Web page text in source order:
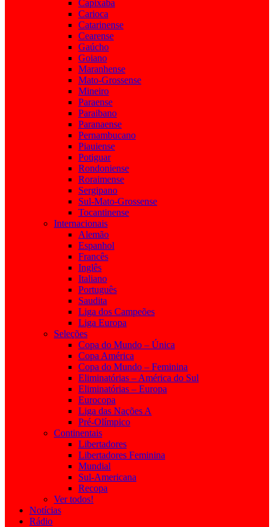
Capixaba
Carioca
Catarinense
Cearense
Gaúcho
Goiano
Maranhense
Mato-Grossense
Mineiro
Paraense
Paraibano
Paranaense
Pernambucano
Piauiense
Potiguar
Rondoniense
Roraimense
Sergipano
Sul-Mato-Grossense
Tocantinense
Internacionais
Alemão
Espanhol
Francês
Inglês
Italiano
Português
Saudita
Liga dos Campeões
Liga Europa
Seleções
Copa do Mundo – Única
Copa América
Copa do Mundo – Feminina
Eliminatórias – América do Sul
Eliminatórias – Europa
Eurocopa
Liga das Nações A
Pré-Olímpico
Continentais
Libertadores
Libertadores Feminina
Mundial
Sul-Americana
Recopa
Ver todos!
Notícias
Rádio